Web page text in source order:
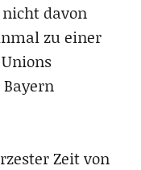
davon
zu einer
Zeit von